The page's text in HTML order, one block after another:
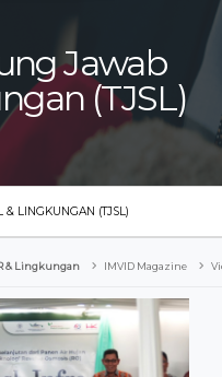
Jawab
(TJSL)
& LINGKUNGAN (TJSL)
& Lingkungan IMVID Magazine